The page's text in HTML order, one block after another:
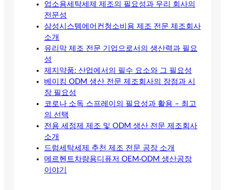
업소용세탁세제 제조의 필요성과 우리 회사의
전문성
삼성시스템에어컨청소비용 제조 전문 제조회사
소개
유리막 제조 전문 기업으로서의 생산력과 필요
성
제지약품: 산업에서의 필수 요소와 그 필요성
베이킹 ODM 생산 전문 제조회사의 장점과 시
장 필요성
코로나 소독 스프레이의 필요성과 활용 – 최고
의 선택
전용 세정제 제조 및 ODM 생산 전문 제조회사
소개
드럼세탁세제 추천 제조 전문 공장 소개
메르헨트차량용디퓨저 OEM·ODM 생산공장
이야기